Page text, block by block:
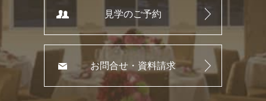
見学のご予約
お問合せ・資料請求